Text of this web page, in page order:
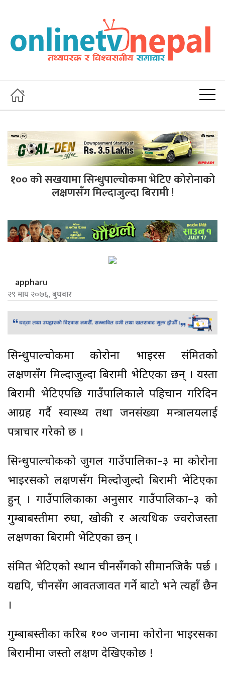
१०० को सखयामा सिन्धुपाल्चोकमा भेटिए कोरोनाको
लक्षणसँग मिल्दाजुल्दा बिरामी !
appharu
२९ माघ २०७६, बुधबार
सिन्धुपाल्चोकमा कोरोना भाइरस संक्रमितको
लक्षणसँग मिल्दाजुल्दा बिरामी भेटिएका छन् । यस्ता
बिरामी भेटिएपछि गाउँपालिकाले पहिचान गरिदिन
आग्रह गर्दै स्वास्थ्य तथा जनसंख्या मन्त्रालयलाई
पत्राचार गरेको छ ।
सिन्धुपाल्चोकको जुगल गाउँपालिका–३ मा कोरोना
भाइरसको लक्षणसँग मिल्दोजुल्दो बिरामी भेटिएका
हुन् । गाउँपालिकाका अनुसार गाउँपालिका–३ को
गुम्बाबस्तीमा रुघा, खोकी र अत्यधिक ज्वरोजस्ता
लक्षणका बिरामी भेटिएका छन् ।
संक्रमित भेटिएको स्थान चीनसँगको सीमानजिकै पर्छ ।
यद्यपि, चीनसँग आवतजावत गर्ने बाटो भने त्यहाँ छैन
।
गुम्बाबस्तीका करिब १०० जनामा कोरोना भाइरसका
बिरामीमा जस्तो लक्षण देखिएकोछ !